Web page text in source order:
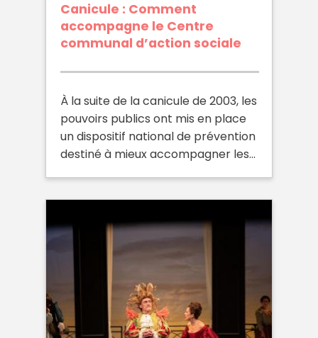
Canicule : Comment
accompagne le Centre
communal d’action sociale
À la suite de la canicule de 2003, les
pouvoirs publics ont mis en place
un dispositif national de prévention
destiné à mieux accompagner les…